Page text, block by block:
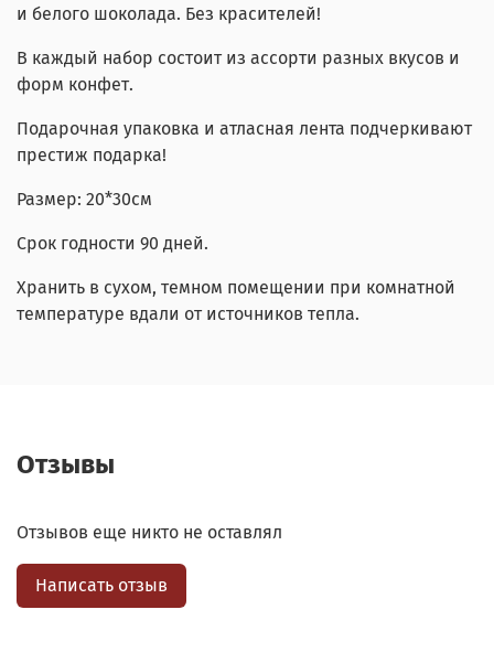
и белого шоколада. Без красителей!
В каждый набор состоит из ассорти разных вкусов и
форм конфет.
Подарочная упаковка и атласная лента подчеркивают
престиж подарка!
Размер: 20*30см
Срок годности 90 дней.
Хранить в сухом, темном помещении при комнатной
температуре вдали от источников тепла.
Отзывы
Отзывов еще никто не оставлял
Написать отзыв